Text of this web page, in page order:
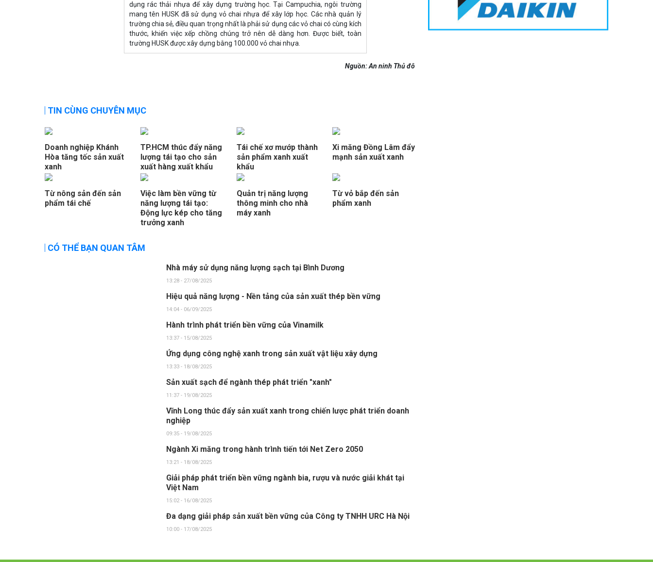
dụng rác thải nhựa để xây dựng trường học. Tại Campuchia, ngôi trường
mang tên HUSK đã sử dụng vỏ chai nhựa để xây lớp học. Các nhà quản lý
trường chia sẻ, điều quan trọng nhất là phải sử dụng các vỏ chai có cùng kích
thước, khiến việc xếp chồng chúng trở nên dễ dàng hơn. Được biết, toàn
trường HUSK được xây dựng bằng 100.000 vỏ chai nhựa.
Nguồn: An ninh Thủ đô
TIN CÙNG CHUYÊN MỤC
Doanh nghiệp Khánh
Hòa tăng tốc sản xuất
xanh
TP.HCM thúc đẩy năng
lượng tái tạo cho sản
xuất hàng xuất khẩu
Tái chế xơ mướp thành
sản phẩm xanh xuất
khẩu
Xi măng Đồng Lâm đẩy
mạnh sản xuất xanh
Từ nông sản đến sản
phẩm tái chế
Việc làm bền vững từ
năng lượng tái tạo:
Động lực kép cho tăng
trưởng xanh
Quản trị năng lượng
thông minh cho nhà
máy xanh
Từ vỏ bắp đến sản
phẩm xanh
CÓ THỂ BẠN QUAN TÂM
Nhà máy sử dụng năng lượng sạch tại Bình Dương
13:28 - 27/08/2025
Hiệu quả năng lượng - Nền tảng của sản xuất thép bền vững
14:04 - 06/09/2025
Hành trình phát triển bền vững của Vinamilk
13:37 - 15/08/2025
Ứng dụng công nghệ xanh trong sản xuất vật liệu xây dựng
13:33 - 18/08/2025
Sản xuất sạch để ngành thép phát triển "xanh"
11:37 - 19/08/2025
Vĩnh Long thúc đẩy sản xuất xanh trong chiến lược phát triển doanh
nghiệp
09:35 - 19/08/2025
Ngành Xi măng trong hành trình tiến tới Net Zero 2050
13:21 - 18/08/2025
Giải pháp phát triển bền vững ngành bia, rượu và nước giải khát tại
Việt Nam
15:02 - 16/08/2025
Đa dạng giải pháp sản xuất bền vững của Công ty TNHH URC Hà Nội
10:00 - 17/08/2025